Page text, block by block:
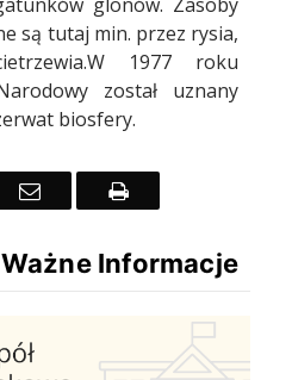
są tutaj min. przez rysia,
1977 roku
został uznany
biosfery.
Email Drukuj
Ważne Informacje